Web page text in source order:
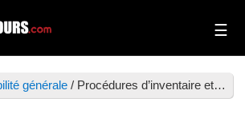
générale / Procédures d’inventaire et valorisation des stocks